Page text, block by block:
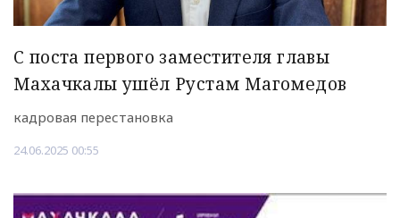
С поста первого заместителя главы
Махачкалы ушёл Рустам Магомедов
кадровая перестановка
24.06.2025 00:55